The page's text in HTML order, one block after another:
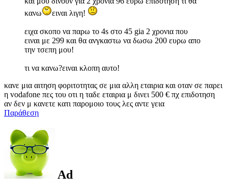
κανω
ειναι λιγη!
ειχα σκοπο να παρω το 4s στο 45 gia 2 χρονια που
ειναι με 299 και θα ανγκαστω να δωσω 200 ευρω απο
την τσεπη μου!
τι να κανω?ειναι κλοπη αυτο!
κανε μια αιτηση φοριτοτητας σε μια αλλη εταιρια και οταν σε παρει
η vodafone πες του οτι η ταδε εταιρια μ δινει 500 € πχ επιδοτηση
αν δεν μ κανετε κατι παρομοιο τους λες αντε γεια
Παράθεση
Ad